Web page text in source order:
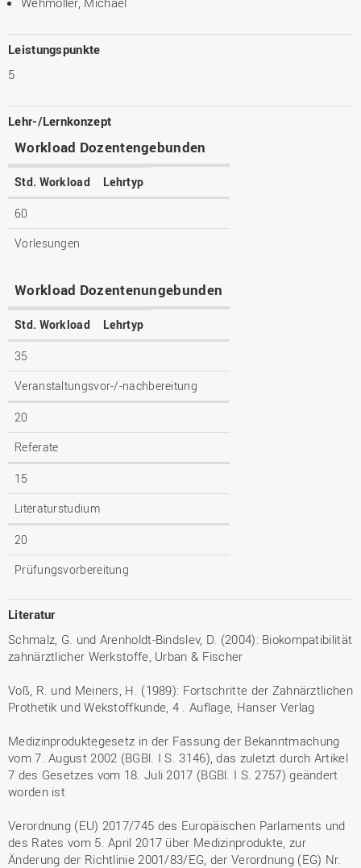
Leistungspunkte
5
Lehr-/Lernkonzept
Workload Dozentengebunden
Std. Workload Lehrtyp
60
Vorlesungen
Workload Dozentenungebunden
Std. Workload Lehrtyp
35
Veranstaltungsvor-/-nachbereitung
20
Referate
15
Literaturstudium
20
Prüfungsvorbereitung
Literatur
Schmalz, G. und Arenholdt-Bindslev, D. (2004): Biokompatibilität
zahnärztlicher Werkstoffe, Urban & Fischer
Voß, R. und Meiners, H. (1989): Fortschritte der Zahnärztlichen
Prothetik und Wekstoffkunde, 4 . Auflage, Hanser Verlag
Medizinproduktegesetz in der Fassung der Bekanntmachung
vom 7. August 2002 (BGBl. I S. 3146), das zuletzt durch Artikel
7 des Gesetzes vom 18. Juli 2017 (BGBl. I S. 2757) geändert
worden ist
Verordnung (EU) 2017/745 des Europäischen Parlaments und
des Rates vom 5. April 2017 über Medizinprodukte, zur
Änderung der Richtlinie 2001/83/EG, der Verordnung (EG) Nr.